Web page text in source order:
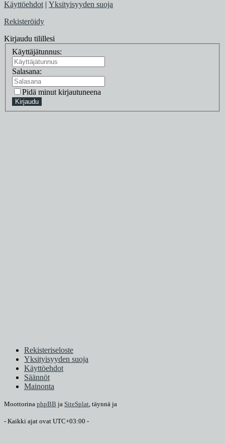
Käyttöehdot| Yksityisyyden suoja
Rekisteröidy
Kirjaudu tilillesi
Käyttäjätunnus:
Salasana:
Pidä minut kirjautuneena
Kirjaudu
Rekisteriseloste
Yksityisyyden suoja
Käyttöehdot
Säännöt
Mainonta
Moottorina phpBB ja SiteSplat, täynnä ja
- Kaikki ajat ovat UTC+03:00 -